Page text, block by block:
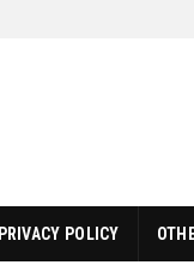
PRIVACY POLICY